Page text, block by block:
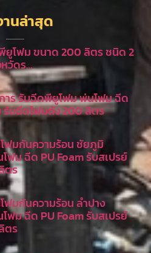
นล่าสุด
โฟม ขนาด 200 ลิตร ชนิด 2
วัดร…
าร รับฉีดพียูโฟม พ่นโฟม ฉีด
รับฉีดโฟมถัง 200 ลิตร
ฟมกันความร้อน ชัยภูมิ
ฟม ฉีด PU Foam รับสเปรย์
ตร
มกันความร้อน ลำปาง
ฟม ฉีด PU Foam รับสเปรย์
ตร